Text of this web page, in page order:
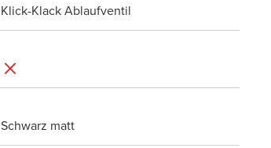
Klick-Klack Ablaufventil
Schwarz matt